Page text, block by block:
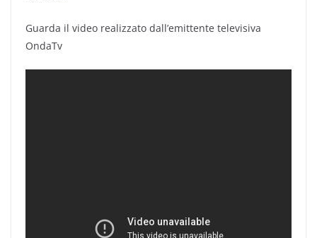
Guarda il video realizzato dall’emittente televisiva
OndaTv